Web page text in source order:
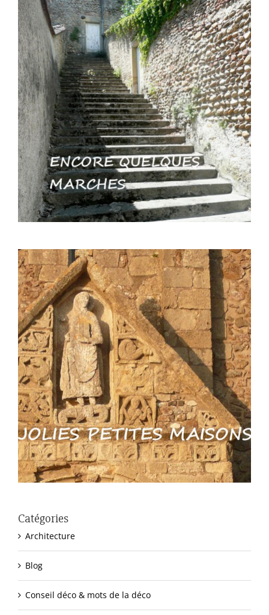
Catégories
Architecture
Blog
Conseil déco & mots de la déco